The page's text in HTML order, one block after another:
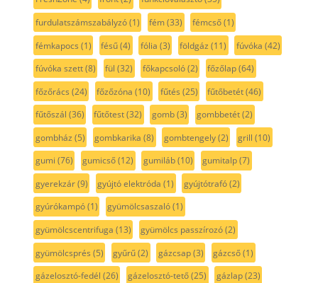
furdulatszámszabályzó(1) fém(33) fémcső(1)
fémkapocs (1) fésű(4) fólia (3) földgáz (11) fúvóka (42)
fúvóka szett(8) fül (32) főkapcsoló(2) főzőlap(64)
főzőrács (24) főzőzóna (10) fűtés (25) fűtőbetét(46)
fűtőszál (36) fűtőtest(32) gomb(3) gombbetét(2)
gombház (5) gombkarika (8) gombtengely(2) grill (10)
gumi (76) gumicső(12) gumiláb(10) gumitalp(7)
gyerekzár(9) gyújtó elektróda (1) gyújtótrafó(2)
gyúrókampó(1) gyümölcsaszaló(1)
gyümölcscentrifuga (13) gyümölcs passzírozó(2)
gyümölcsprés (5) gyűrű(2) gázcsap(3) gázcső(1)
gázelosztó-fedél (26) gázelosztó-tető(25) gázlap(23)